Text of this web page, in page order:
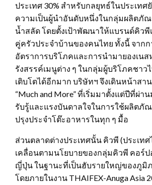
ประเทศ 30% สำหรับกลยุทธ์ในประเทศ
ความเป็นผู้นำอันดับหนึ่งในกลุ่มผลิตภัณ
น้ำสลัด โดยตั้งเป้าพัฒนาให้แบรนด์คิวพี
คู่ครัวประจำบ้านของคนไทย ทั้งนี้ จาก
อัตราการบริโภคและการนำมายองเน
รังสรรค์เมนูต่าง ๆ ในกลุ่มผู้บริโภคชาว
เติบโตได้อีกมาก บริษัทฯ จึงเดินหน้าสา
“Much and More” ที่เริ่มมาตั้งแต่ปีที่ผ่า
รับรู้และแรงบันดาลใจในการใช้ผลิตภั
ปรุงประจำโต๊ะอาหารในทุก ๆ มื้อ
ส่วนตลาดต่างประเทศนั้น คิวพี (ประเท
เคลื่อนตามนโยบายของกลุ่มคิวพี คอร์ป
ญี่ปุ่น ในฐานะที่เป็นฮับรายใหญ่ของภูมิ
โดยภายในงาน THAIFEX-Anuga Asia